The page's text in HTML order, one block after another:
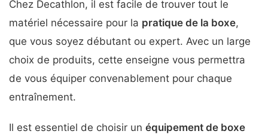
Chez Decathlon, il est facile de trouver tout le
matériel nécessaire pour la pratique de la boxe,
que vous soyez débutant ou expert. Avec un large
choix de produits, cette enseigne vous permettra
de vous équiper convenablement pour chaque
entraînement.
Il est essentiel de choisir un équipement de boxe